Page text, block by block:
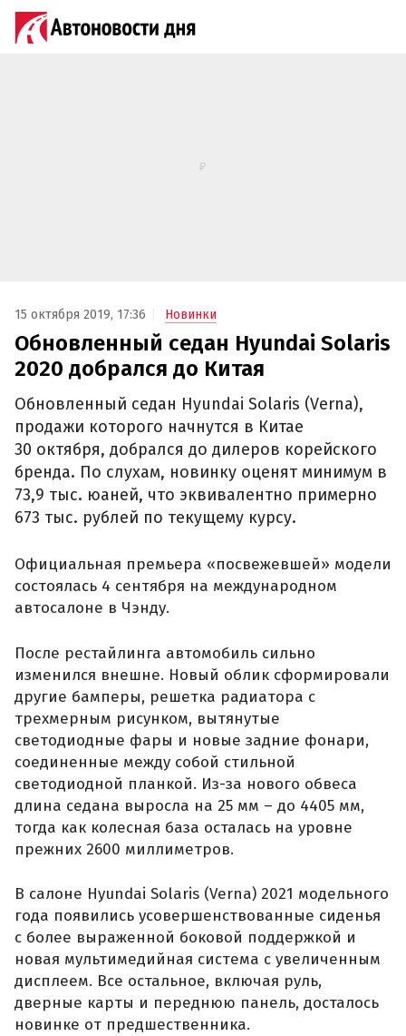
15 октября 2019, 17:36 Новинки
Обновленный седан Hyundai Solaris
2020 добрался до Китая
Обновленный седан Hyundai Solaris (Verna),
продажи которого начнутся в Китае
30 октября, добрался до дилеров корейского
бренда. По слухам, новинку оценят минимум в
73,9 тыс. юаней, что эквивалентно примерно
673 тыс. рублей по текущему курсу.
Официальная премьера «посвежевшей» модели
состоялась 4 сентября на международном
автосалоне в Чэнду.
После рестайлинга автомобиль сильно
изменился внешне. Новый облик сформировали
другие бамперы, решетка радиатора с
трехмерным рисунком, вытянутые
светодиодные фары и новые задние фонари,
соединенные между собой стильной
светодиодной планкой. Из-за нового обвеса
длина седана выросла на 25 мм – до 4405 мм,
тогда как колесная база осталась на уровне
прежних 2600 миллиметров.
В салоне Hyundai Solaris (Verna) 2021 модельного
года появились усовершенствованные сиденья
с более выраженной боковой поддержкой и
новая мультимедийная система с увеличенным
дисплеем. Все остальное, включая руль,
дверные карты и переднюю панель, досталось
новинке от предшественника.